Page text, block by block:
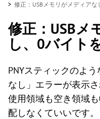
> 修正：USBメモリがメディア
修正：USBメ
し、0バイト
PNYスティックのよ
なし」エラーが表示
使用領域も空き領域
配しなくていいです